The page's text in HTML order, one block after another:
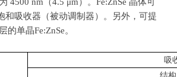
4500 nm （4.5 μm）。Fe:ZnSe晶体可
和吸收器（被动调制器）。另外，可提
的单晶Fe:ZnSe。
吸